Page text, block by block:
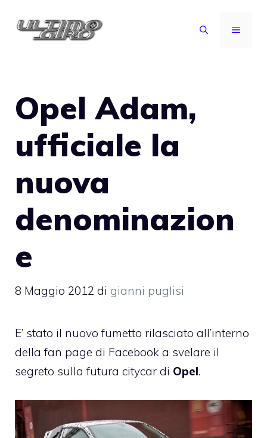
MENU
Opel Adam,
ufficiale la
nuova
denominazion
e
8 Maggio 2012 di gianni puglisi
E’ stato il nuovo fumetto rilasciato all’interno
della fan page di Facebook a svelare il
segreto sulla futura citycar di Opel.